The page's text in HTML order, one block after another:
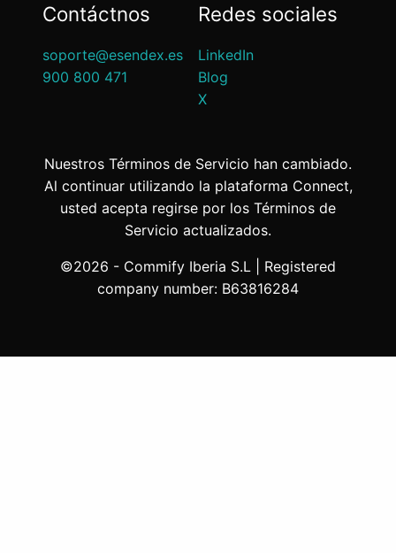
Contáctnos
soporte@esendex.es
900 800 471
Redes sociales
LinkedIn
Blog
X
Nuestros Términos de Servicio han cambiado.
Al continuar utilizando la plataforma Connect,
usted acepta regirse por los Términos de
Servicio actualizados.
©2026 - Commify Iberia S.L | Registered
company number: B63816284